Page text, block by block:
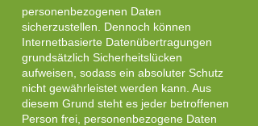
personenbezogenen Daten
sicherzustellen. Dennoch können
Internetbasierte Datenübertragungen
grundsätzlich Sicherheitslücken
aufweisen, sodass ein absoluter Schutz
nicht gewährleistet werden kann. Aus
diesem Grund steht es jeder betroffenen
Person frei, personenbezogene Daten